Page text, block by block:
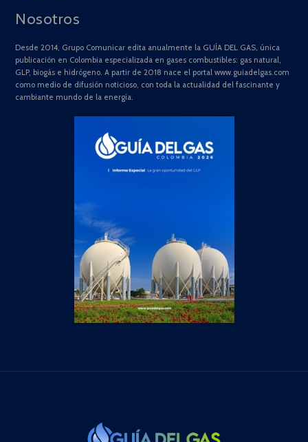
Nosotros
Desde 2014, Grupo Comunicar edita anualmente la GUÍA DEL GAS, única
publicación en Colombia especializada en gases combustibles: gas natural,
GLP, biogás e hidrógeno. A partir de 2018 nace el portal www.guiadelgas.com
como medio de difusión noticioso, con toda la actualidad del fascinante y
cambiante mundo de la energía.